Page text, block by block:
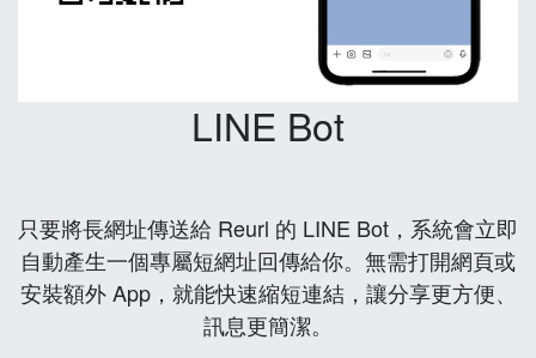
LINE Bot
只要將長網址傳送給 Reurl 的 LINE Bot，系統會立即
自動產生一個專屬短網址回傳給你。無需打開網頁或
安裝額外 App，就能快速縮短連結，讓分享更方便、
訊息更簡潔。